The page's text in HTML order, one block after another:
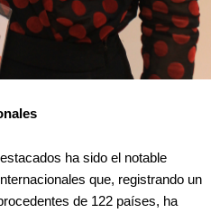
ha sido el notable
que, registrando un
de 122 países, ha